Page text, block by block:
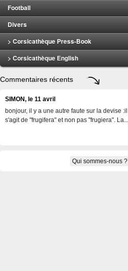
Football
Divers
> Corsicathèque Press-Book
> Corsicathèque English
Commentaires récents
SIMON, le 11 avril
bonjour, il y a une autre faute sur la devise :il
s'agit de "frugifera" et non pas "frugiera". La...
Qui sommes-nous ?